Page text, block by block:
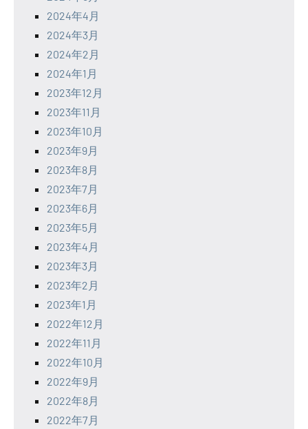
2024年4月
2024年3月
2024年2月
2024年1月
2023年12月
2023年11月
2023年10月
2023年9月
2023年8月
2023年7月
2023年6月
2023年5月
2023年4月
2023年3月
2023年2月
2023年1月
2022年12月
2022年11月
2022年10月
2022年9月
2022年8月
2022年7月